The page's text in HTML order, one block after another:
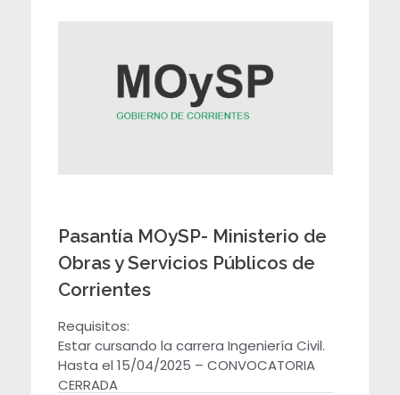
Pasantía MOySP- Ministerio de
Obras y Servicios Públicos de
Corrientes
Requisitos:
Estar cursando la carrera Ingeniería Civil.
Hasta el 15/04/2025 – CONVOCATORIA
CERRADA